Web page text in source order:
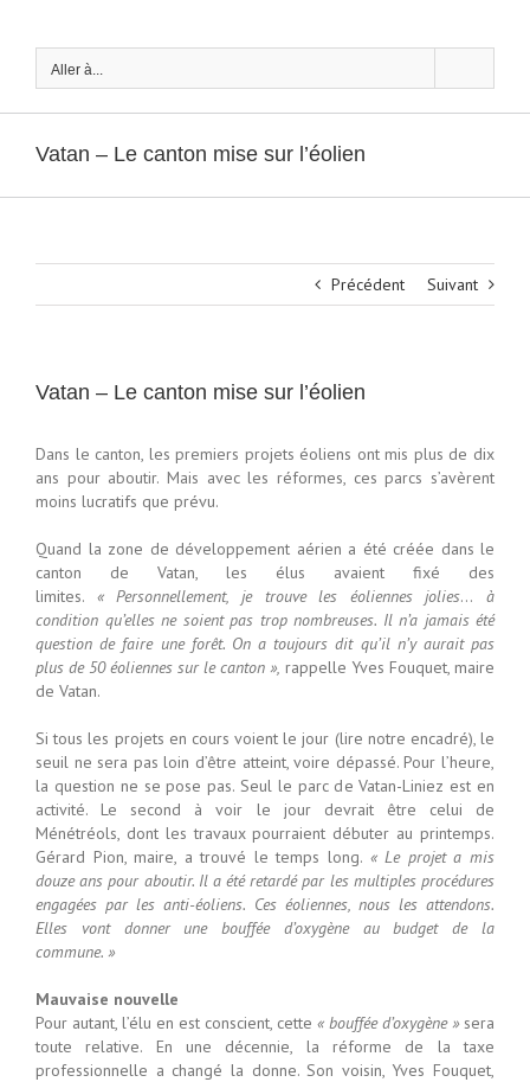
Aller à...
Vatan – Le canton mise sur l’éolien
Précédent Suivant
Vatan – Le canton mise sur l’éolien
Dans le canton, les premiers projets éoliens ont mis plus de dix
ans pour aboutir. Mais avec les réformes, ces parcs s’avèrent
moins lucratifs que prévu.
Quand la zone de développement aérien a été créée dans le
canton de Vatan, les élus avaient fixé des
limites. « Personnellement, je trouve les éoliennes jolies… à
condition qu’elles ne soient pas trop nombreuses. Il n’a jamais été
question de faire une forêt. On a toujours dit qu’il n’y aurait pas
plus de 50 éoliennes sur le canton », rappelle Yves Fouquet, maire
de Vatan.
Si tous les projets en cours voient le jour (lire notre encadré), le
seuil ne sera pas loin d’être atteint, voire dépassé. Pour l’heure,
la question ne se pose pas. Seul le parc de Vatan-Liniez est en
activité. Le second à voir le jour devrait être celui de
Ménétréols, dont les travaux pourraient débuter au printemps.
Gérard Pion, maire, a trouvé le temps long. « Le projet a mis
douze ans pour aboutir. Il a été retardé par les multiples procédures
engagées par les anti-éoliens. Ces éoliennes, nous les attendons.
Elles vont donner une bouffée d’oxygène au budget de la
commune. »
Mauvaise nouvelle
Pour autant, l’élu en est conscient, cette « bouffée d’oxygène » sera
toute relative. En une décennie, la réforme de la taxe
professionnelle a changé la donne. Son voisin, Yves Fouquet,